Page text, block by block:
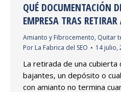
QUÉ DOCUMENTACIÓN
EMPRESA TRAS
Amianto y Fibrocemento, Quitar
Por La Fabrica del SEO 14 julio,
La retirada de una cubierta
bajantes, un depósito o
con amianto no termina